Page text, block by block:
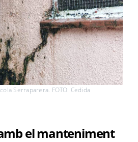
Serraparera. FOTO: Cedida
el manteniment